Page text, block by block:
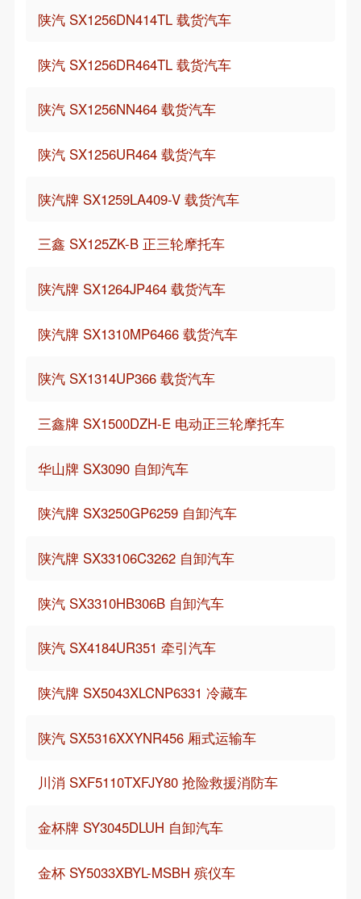
陕汽 SX1256DN414TL 载货汽车
陕汽 SX1256DR464TL 载货汽车
陕汽 SX1256NN464 载货汽车
陕汽 SX1256UR464 载货汽车
陕汽牌 SX1259LA409-V 载货汽车
三鑫 SX125ZK-B 正三轮摩托车
陕汽牌 SX1264JP464 载货汽车
陕汽牌 SX1310MP6466 载货汽车
陕汽 SX1314UP366 载货汽车
三鑫牌 SX1500DZH-E 电动正三轮摩托车
华山牌 SX3090 自卸汽车
陕汽牌 SX3250GP6259 自卸汽车
陕汽牌 SX33106C3262 自卸汽车
陕汽 SX3310HB306B 自卸汽车
陕汽 SX4184UR351 牵引汽车
陕汽牌 SX5043XLCNP6331 冷藏车
陕汽 SX5316XXYNR456 厢式运输车
川消 SXF5110TXFJY80 抢险救援消防车
金杯牌 SY3045DLUH 自卸汽车
金杯 SY5033XBYL-MSBH 殡仪车